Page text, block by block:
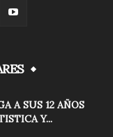
A SUS 12 AÑOS
Y...